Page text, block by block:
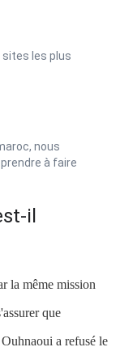
sites les plus
nous
à faire
il
la même mission
que
a refusé le